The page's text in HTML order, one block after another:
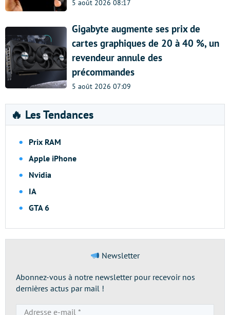
5 août 2026 08:17
Gigabyte augmente ses prix de
cartes graphiques de 20 à 40 %, un
revendeur annule des
précommandes
5 août 2026 07:09
🔥 Les Tendances
Prix RAM
Apple iPhone
Nvidia
IA
GTA 6
Newsletter
Abonnez-vous à notre newsletter pour recevoir nos
dernières actus par mail !